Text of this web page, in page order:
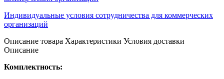
Индивидуальные условия сотрудничества для коммерческих
организаций
Описание товара Характеристики Условия доставки
Описание
Комплектность: